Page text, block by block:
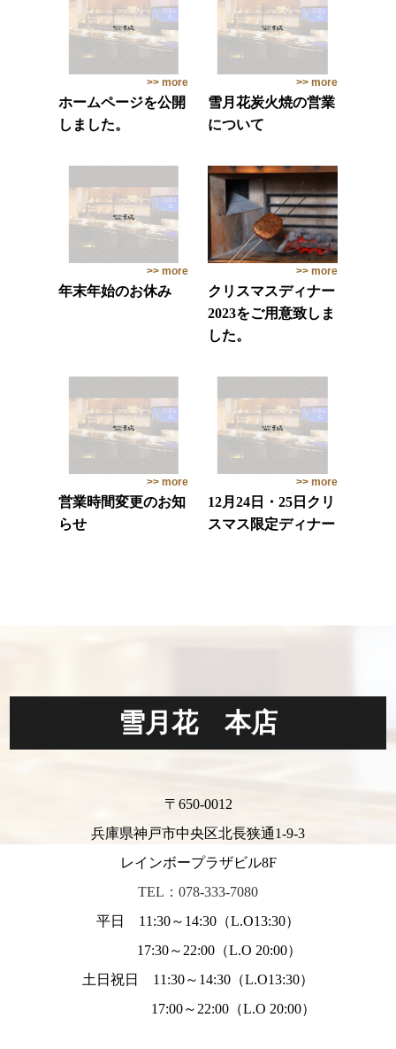
>> more
ホームページを公開
しました。
>> more
雪月花炭火焼の営業
について
>> more
年末年始のお休み
>> more
クリスマスディナー
2023をご用意致しま
した。
>> more
営業時間変更のお知
らせ
>> more
12月24日・25日クリ
スマス限定ディナー
雪月花 本店
〒650-0012
兵庫県神戸市中央区北長狭通1-9-3
レインボープラザビル8F
TEL：078-333-7080
平日 11:30～14:30（L.O13:30）
17:30～22:00（L.O 20:00）
土日祝日 11:30～14:30（L.O13:30）
17:00～22:00（L.O 20:00）